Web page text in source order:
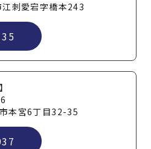
刺愛宕字橋本243
本宮6丁目32-35